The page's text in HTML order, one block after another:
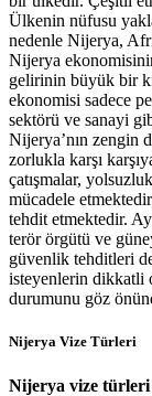
Ülkenin nüfusu
nedenle Nijerya,
Nijerya
gelirinin büyük bir
ekonomisi sadece
sektörü ve sanayi
Nijerya’nın zengin
zorlukla karşı
çatışmalar,
mücadele
tehdit etmektedir.
terör örgütü ve
güvenlik tehditleri
isteyenlerin dikkatli
durumunu göz
Nijerya Vize Türleri
Nijerya vize türleri